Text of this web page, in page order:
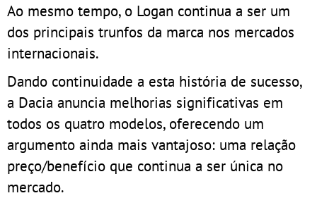
Ao mesmo tempo, o Logan continua a ser um
dos principais trunfos da marca nos mercados
internacionais.
Dando continuidade a esta história de sucesso,
a Dacia anuncia melhorias significativas em
todos os quatro modelos, oferecendo um
argumento ainda mais vantajoso: uma relação
preço/benefício que continua a ser única no
mercado.